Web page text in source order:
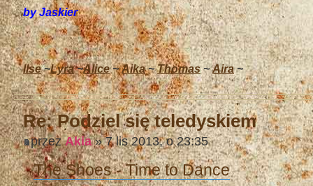
by Jaskier
Ilse~Lyra~Alice~Aika~Thomas~Aira~
Re: Podziel się teledyskiem
przezAkia» 7 lis 2013, o 23:35
The Shoes - Time to Dance